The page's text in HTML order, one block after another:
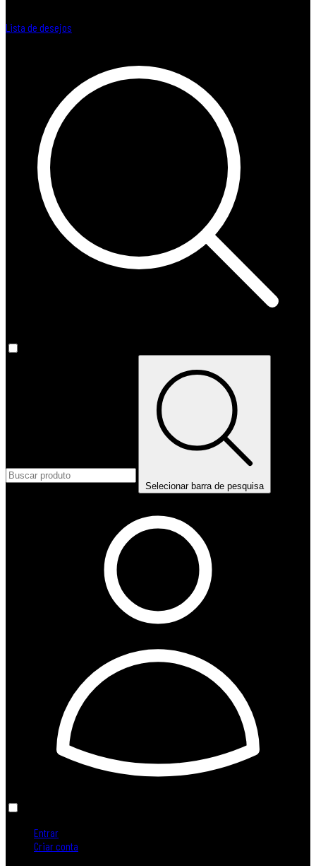
Lista de desejos
Selecionar barra de pesquisa
Entrar
Criar conta